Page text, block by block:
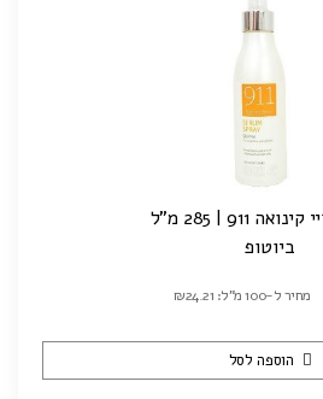
911 | 285 מ"ל
ביוטופ
מחיר ל-100 מ"ל: ₪24.21
הוספה לסל